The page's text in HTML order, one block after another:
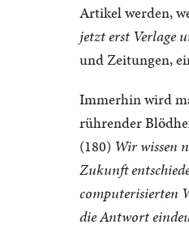
Artikel werden,
jetzt erst Verlage
und Zeitungen,
Immerhin wird
rührender
(180) Wir wissen
Zukunft
computerisierten
die Antwort